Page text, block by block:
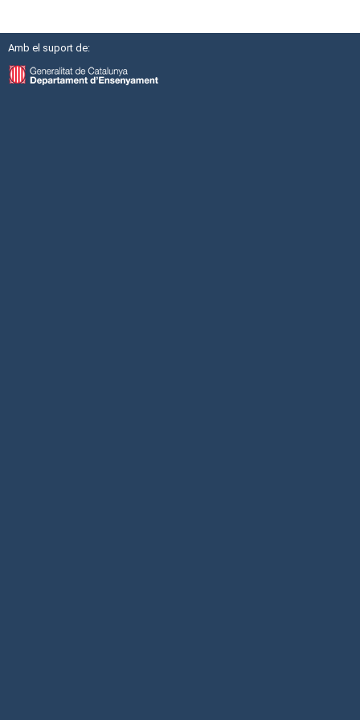
Amb el suport de: